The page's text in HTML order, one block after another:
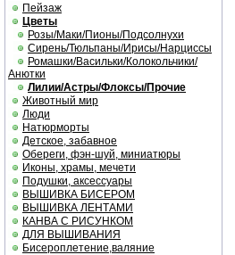
Пейзаж
Цветы
Розы/Маки/Пионы/Подсолнухи
Сирень/Тюльпаны/Ирисы/Нарциссы
Ромашки/Васильки/Колокольчики/
Анютки
Лилии/Астры/Флоксы/Прочие
Животный мир
Люди
Натюрморты
Детское, забавное
Обереги, фэн-шуй, миниатюры
Иконы, храмы, мечети
Подушки, аксессуары
ВЫШИВКА БИСЕРОМ
ВЫШИВКА ЛЕНТАМИ
КАНВА С РИСУНКОМ
ДЛЯ ВЫШИВАНИЯ
Бисероплетение,валяние